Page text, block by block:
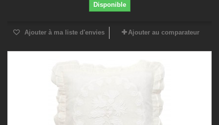
Disponible
Ajouter à ma liste d'envies Ajouter au comparateur